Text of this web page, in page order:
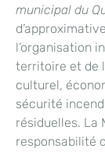
municipal du
l’organisation
territoire et de
culturel,
sécurité
résiduelles. La
responsabilité